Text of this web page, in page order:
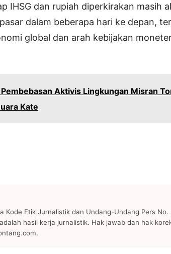
IHSG dan rupiah diperkirakan masih
dalam beberapa hari ke depan,
global dan arah kebijakan
Aktivis Lingkungan Misran
Kate
Kode Etik Jurnalistik dan Undang-Undang Pers No.
hasil kerja jurnalistik. Hak jawab dan hak